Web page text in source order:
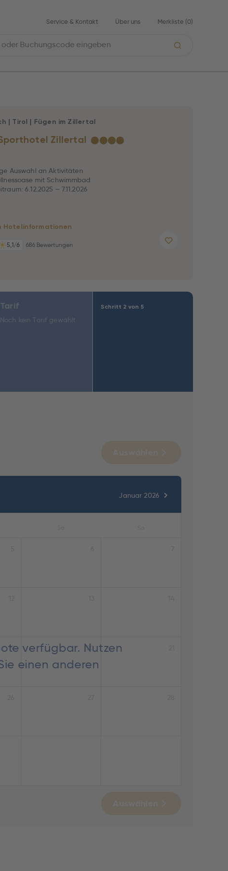
Service & Kontakt Über uns Merkliste (0)
Zillertal ★★★★
| Tirol | Fügen im Zillertal
Auswahl an Aktivitäten
mit Schwimmbad
6.12.2025 – 7.11.2026
Hotelinformationen
5,1/6 686 Bewertungen
Schritt 2 von 5
Januar 2026
verfügbar. Nutzen
einen anderen
19 20
Tarif
Noch kein Tarif gewählt